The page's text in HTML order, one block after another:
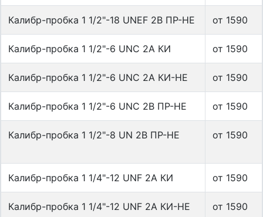
Калибр-пробка 1 1/2"-18 UNEF 2B ПР-НЕ от 1590
Калибр-пробка 1 1/2"-6 UNC 2A КИ от 1590
Калибр-пробка 1 1/2"-6 UNC 2A КИ-НЕ от 1590
Калибр-пробка 1 1/2"-6 UNC 2B ПР-НЕ от 1590
Калибр-пробка 1 1/2"-8 UN 2B ПР-НЕ от 1590
Калибр-пробка 1 1/4"-12 UNF 2A КИ от 1590
Калибр-пробка 1 1/4"-12 UNF 2A КИ-НЕ от 1590